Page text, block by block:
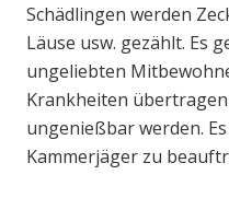
Schädlingen werden
Läuse usw. gezählt. Es
ungeliebten
Krankheiten
ungenießbar werden.
Kammerjäger zu